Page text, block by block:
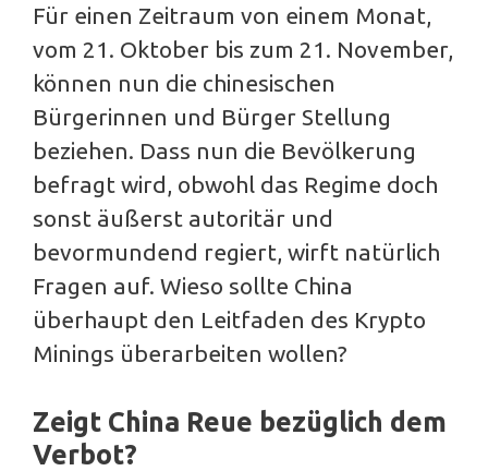
Für einen Zeitraum von einem Monat,
vom 21. Oktober bis zum 21. November,
können nun die chinesischen
Bürgerinnen und Bürger Stellung
beziehen. Dass nun die Bevölkerung
befragt wird, obwohl das Regime doch
sonst äußerst autoritär und
bevormundend regiert, wirft natürlich
Fragen auf. Wieso sollte China
überhaupt den Leitfaden des Krypto
Minings überarbeiten wollen?
Zeigt China Reue bezüglich dem
Verbot?